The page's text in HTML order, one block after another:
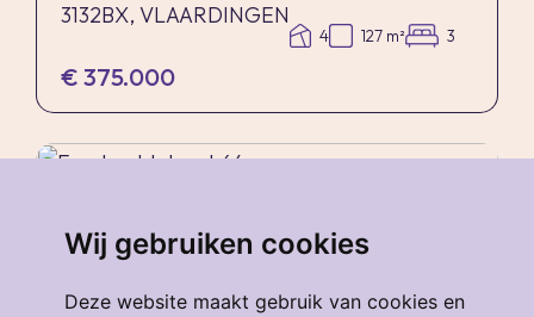
Wij gebruiken cookies
Deze website maakt gebruik van cookies en
3132BX, VLAARDINGEN
4 127 m² 3
€ 375.000